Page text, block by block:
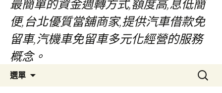
最簡單的資金週轉方式,額度高,息低簡
便,台北優質當舖商家,提供汽車借款免
留車,汽機車免留車多元化經營的服務
概念。
選單
搜
尋